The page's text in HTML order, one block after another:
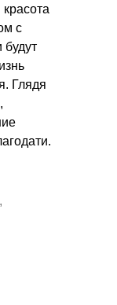
с
Глядя